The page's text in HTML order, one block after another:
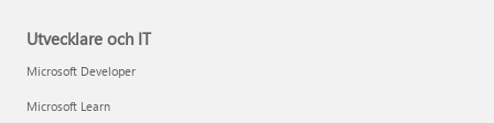
Utvecklare och IT
Microsoft Developer
Microsoft Learn